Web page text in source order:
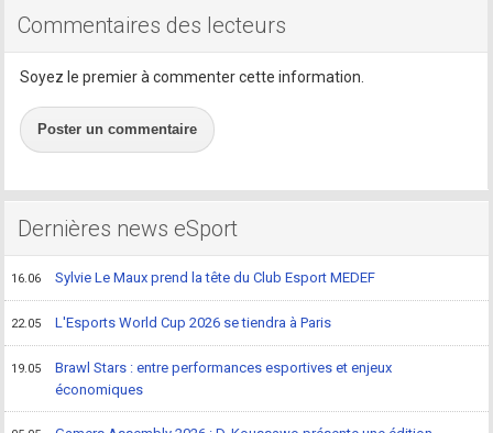
Commentaires des lecteurs
Soyez le premier à commenter cette information.
Poster un commentaire
Dernières news eSport
16.06 Sylvie Le Maux prend la tête du Club Esport MEDEF
22.05 L'Esports World Cup 2026 se tiendra à Paris
19.05
Brawl Stars : entre performances esportives et enjeux
économiques